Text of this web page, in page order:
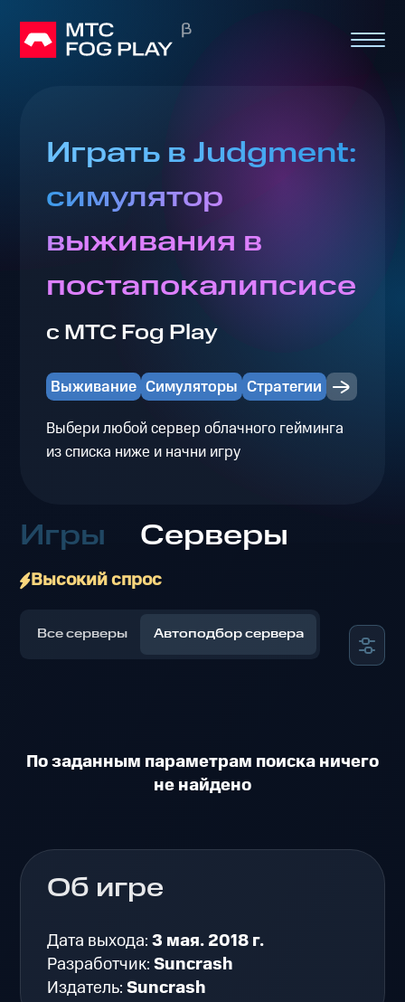
Играть в Judgment:
симулятор
выживания в
постапокалипсисе
с МТС Fog Play
Выживание Симуляторы Стратегии
Выбери любой сервер облачного гейминга
из списка ниже и начни игру
Игры Серверы
Высокий спрос
Все серверы Автоподбор сервера
По заданным параметрам поиска ничего
не найдено
Об игре
Дата выхода:3 мая. 2018 г.
Разработчик:Suncrash
Издатель:Suncrash